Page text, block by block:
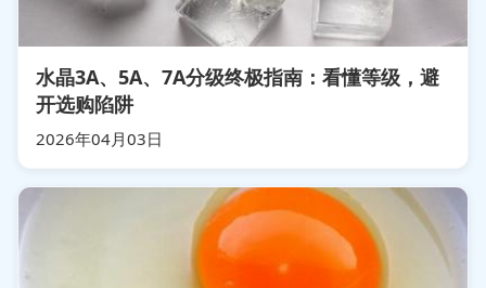
水晶3A、5A、7A分级终极指南：看懂等级，避
开选购陷阱
2026年04月03日